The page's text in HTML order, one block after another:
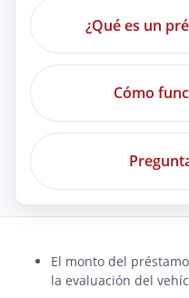
¿Qué es un
Cómo
El monto del
la evaluación del